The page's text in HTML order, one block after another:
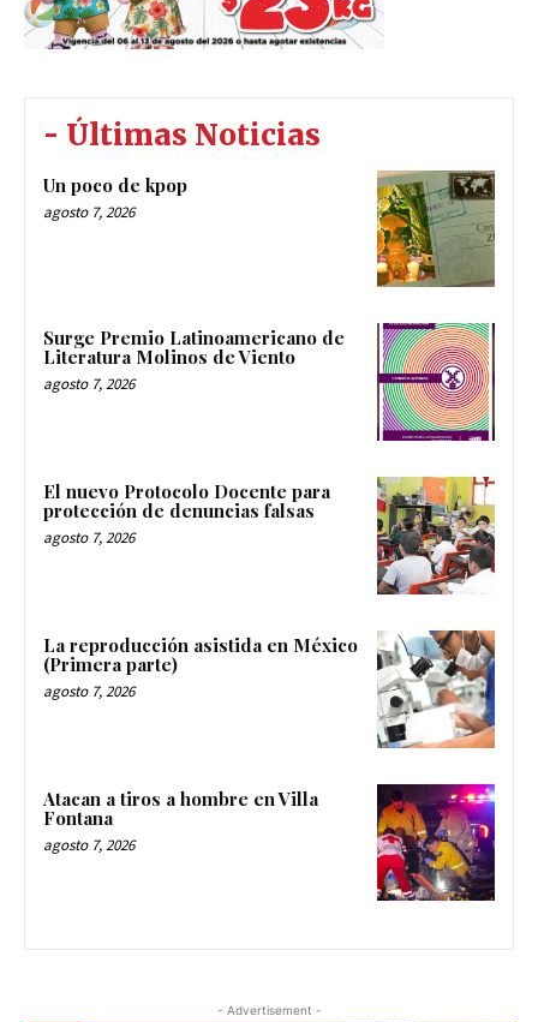
- Últimas Noticias
Un poco de kpop
agosto 7, 2026
Surge Premio Latinoamericano de
Literatura Molinos de Viento
agosto 7, 2026
El nuevo Protocolo Docente para
protección de denuncias falsas
agosto 7, 2026
La reproducción asistida en México
(Primera parte)
agosto 7, 2026
Atacan a tiros a hombre en Villa
Fontana
agosto 7, 2026
- Advertisement -